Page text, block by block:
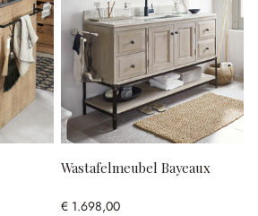
Wastafelmeubel Bayeaux
€ 1.698,00